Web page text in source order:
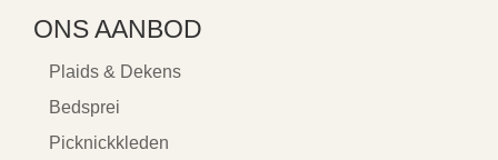
ONS AANBOD
Plaids & Dekens
Bedsprei
Picknickkleden